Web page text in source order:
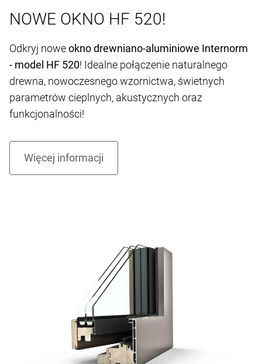
NOWE OKNO HF 520!
Odkryj noweokno drewniano-aluminiowe Internorm
- model HF 520! Idealne połączenie naturalnego
drewna, nowoczesnego wzornictwa, świetnych
parametrów cieplnych, akustycznych oraz
funkcjonalności!